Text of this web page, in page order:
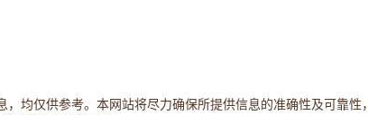
均仅供参考。本网站将尽力确保所提供信息的准确性及可靠